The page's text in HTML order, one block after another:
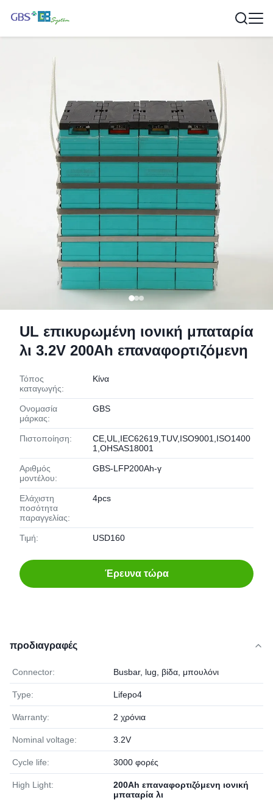
UL επικυρωμένη ιονική μπαταρία
λι 3.2V 200Ah επαναφορτιζόμενη
Τόπος
καταγωγής:
Κίνα
Ονομασία
μάρκας:
GBS
Πιστοποίηση:
CE,UL,IEC62619,TUV,ISO9001,ISO1400
1,OHSAS18001
Αριθμός
μοντέλου:
GBS-LFP200Ah-γ
Ελάχιστη
ποσότητα
παραγγελίας:
4pcs
Τιμή: USD160
Έρευνα τώρα
προδιαγραφές
Connector: Busbar, lug, βίδα, μπουλόνι
Type: Lifepo4
Warranty: 2 χρόνια
Nominal voltage: 3.2V
Cycle life: 3000 φορές
High Light:
200Ah επαναφορτιζόμενη ιονική
μπαταρία λι